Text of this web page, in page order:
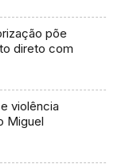
põe
direto com
violência
Miguel